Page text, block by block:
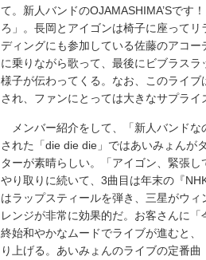
て。新人バンドのOJAMASHIMA’Sです
ろ」。長岡とアイゴンは椅子に座って
ディングにも参加している佐藤のアコ
に乗りながら歌って、最後にビブラス
様子が伝わってくる。なお、このライ
され、ファンにとっては大きなサプライ
メンバー紹介をして、「新人バンドな
された「die die die」ではあいみょんが
ターが素晴らしい。「アイゴン、緊張
やり取りに続いて、3曲目は年末の『
はラップスティールを弾き、三星がウ
レンジが非常に効果的だ。お客さんに
終始和やかなムードでライブが進むと
り上げる。あいみょんのライブの定番